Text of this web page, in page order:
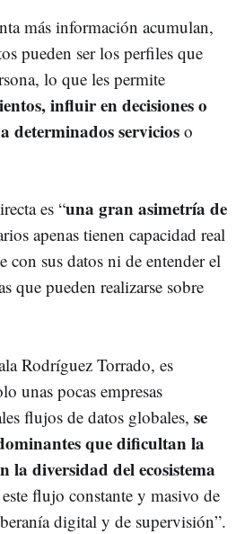
más información acumulan,
pueden ser los perfiles que
lo que les permite
influir en decisiones o
determinados servicios o
es “una gran asimetría de
apenas tienen capacidad real
con sus datos ni de entender el
que pueden realizarse sobre
Rodríguez Torrado, es
unas pocas empresas
flujos de datos globales, se
que dificultan la
la diversidad del ecosistema
flujo constante y masivo de
digital y de supervisión”.